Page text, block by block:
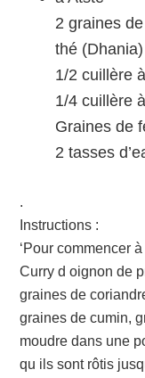
2 graines
thé
1/2 cuillère
1/4 cuillère
Graines de
2 tasses
.
Instructions :
‘Pour commencer
Curry d oignon de
graines de
graines de cumin,
moudre dans une
qu ils sont rôtis